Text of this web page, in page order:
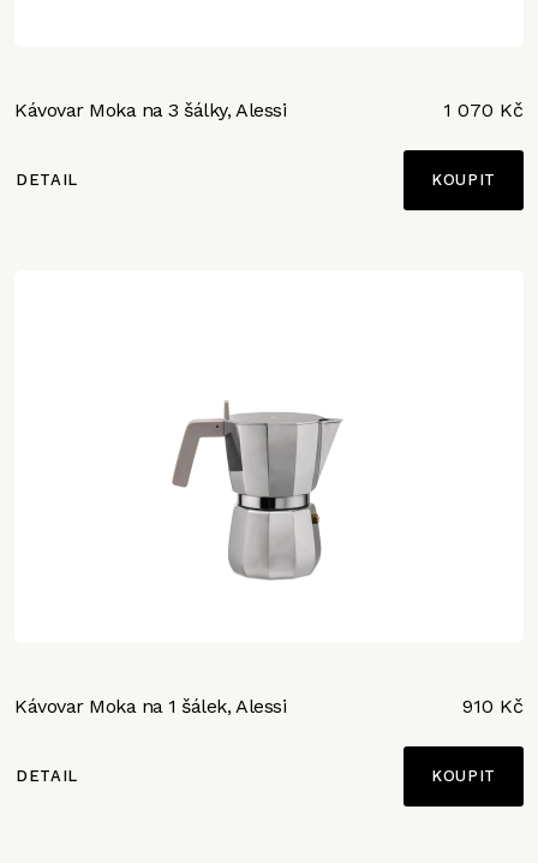
Kávovar Moka na 3 šálky, Alessi 1 070 Kč
DETAIL
Kávovar Moka na 1 šálek, Alessi 910 Kč
DETAIL